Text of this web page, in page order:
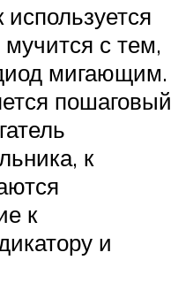
с тем,
мигающим.
пошаговый
к
к
и